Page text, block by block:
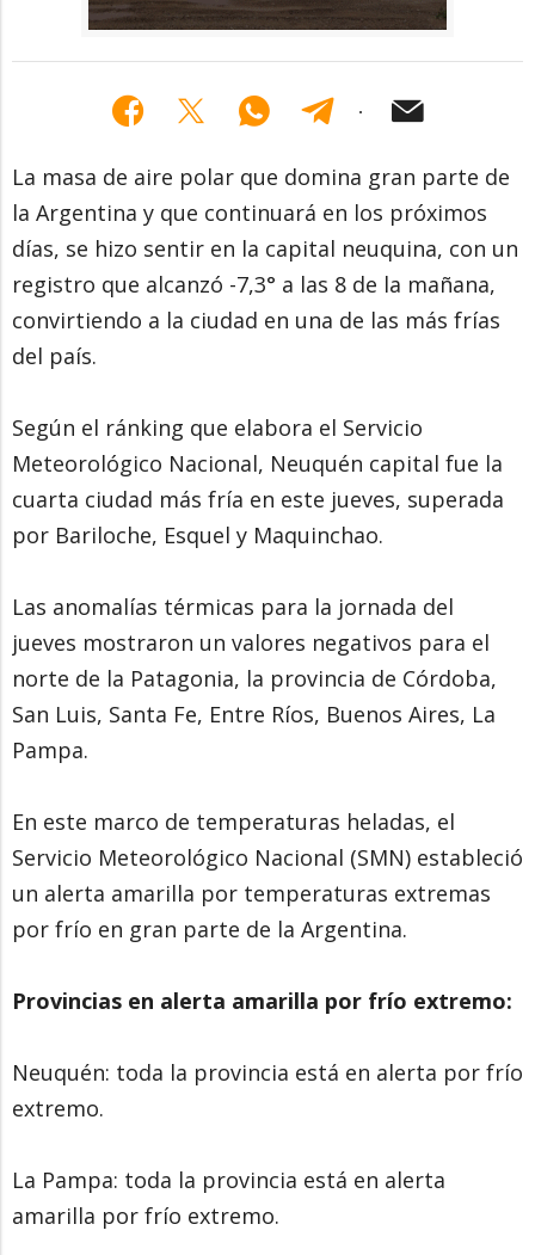
La masa de aire polar que domina gran parte de
la Argentina y que continuará en los próximos
días, se hizo sentir en la capital neuquina, con un
registro que alcanzó -7,3° a las 8 de la mañana,
convirtiendo a la ciudad en una de las más frías
del país.
Según el ránking que elabora el Servicio
Meteorológico Nacional, Neuquén capital fue la
cuarta ciudad más fría en este jueves, superada
por Bariloche, Esquel y Maquinchao.
Las anomalías térmicas para la jornada del
jueves mostraron un valores negativos para el
norte de la Patagonia, la provincia de Córdoba,
San Luis, Santa Fe, Entre Ríos, Buenos Aires, La
Pampa.
En este marco de temperaturas heladas, el
Servicio Meteorológico Nacional (SMN) estableció
un alerta amarilla por temperaturas extremas
por frío en gran parte de la Argentina.
Provincias en alerta amarilla por frío extremo:
Neuquén: toda la provincia está en alerta por frío
extremo.
La Pampa: toda la provincia está en alerta
amarilla por frío extremo.